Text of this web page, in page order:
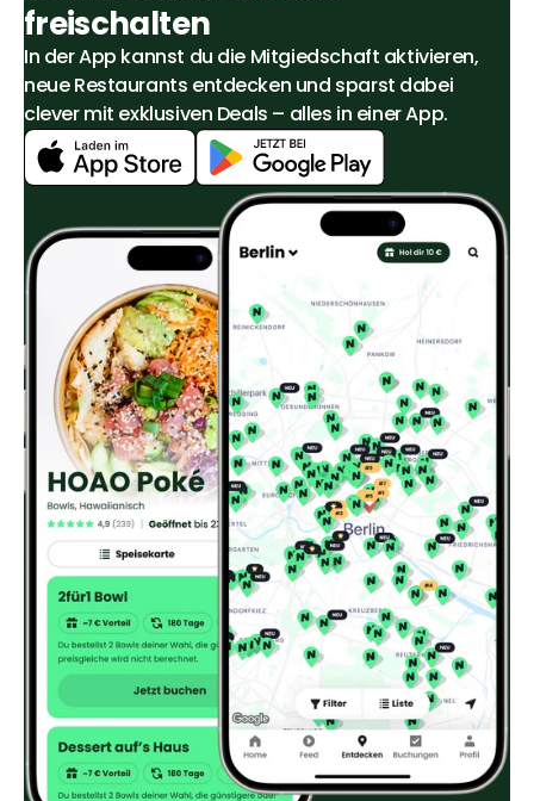
freischalten
In der App kannst du die Mitgiedschaft aktivieren,
neue Restaurants entdecken und sparst dabei
clever mit exklusiven Deals – alles in einer App.